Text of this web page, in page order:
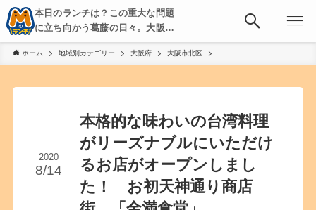
本日のランチは？この重大な問題
に立ち向かう葛藤の日々。大阪・
京都・神戸を中心とした食べ歩
き、飲み歩きを綴る。
ホーム 地域別カテゴリー 大阪府 大阪市北区
本格的な味わいの台湾料理
がリーズナブルにいただけ
るお店がオープンしまし
た！ お初天神通り商店
2020
8/14